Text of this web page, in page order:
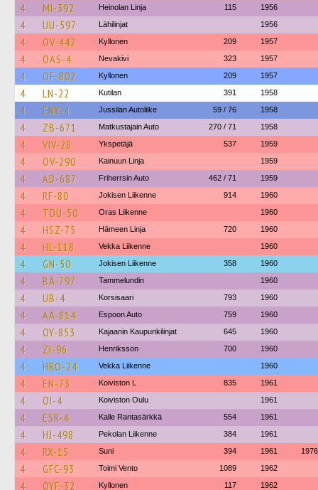
4 MI-392 Heinolan Linja 115 1956
4 UU-597 Lähilinjat 1956
4 OV-442 Kyllonen 209 1957
4 OAS-4 Nevakivi 323 1957
4 OF-802 Kyllonen 209 1957
4 LN-22 Kutilan 391 1958
4 ENY-4 Jussilan Autoliike 59 / 76 1958
4 ZB-671 Matkustajain Auto 270 / 71 1958
4 VIV-28 Ykspetäjä 537 1959
4 OV-290 Kainuun Linja 1959
4 AD-687 Friherrsin Auto 462 / 71 1959
4 RF-80 Jokisen Liikenne 914 1960
4 TDU-50 Oras Liikenne 1960
4 HSZ-75 Hämeen Linja 720 1960
4 HL-118 Vekka Liikenne 1960
4 GN-50 Jokisen Liikenne 358 1960
4 BÄ-797 Tammelundin 1960
4 UB-4 Korsisaari 793 1960
4 AÄ-814 Espoon Auto 759 1960
4 OY-853 Kajaanin Kaupunkilinjat 645 1960
4 ZI-96 Henriksson 700 1960
4 HRO-24 Vekka Liikenne 1960
4 EN-73 Koiviston L 835 1961
4 OI-4 Koiviston Oulu 1961
4 ESR-4 Kalle Rantasärkkä 554 1961
4 HJ-498 Pekolan Liikenne 384 1961
4 RX-15 Suni 394 1961 1976
4 GFC-93 Toimi Vento 1089 1962
4 OYF-32 Kyllonen 117 1962